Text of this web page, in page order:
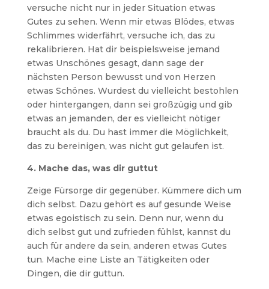
versuche nicht nur in jeder Situation etwas
Gutes zu sehen. Wenn mir etwas Blödes, etwas
Schlimmes widerfährt, versuche ich, das zu
rekalibrieren. Hat dir beispielsweise jemand
etwas Unschönes gesagt, dann sage der
nächsten Person bewusst und von Herzen
etwas Schönes. Wurdest du vielleicht bestohlen
oder hintergangen, dann sei großzügig und gib
etwas an jemanden, der es vielleicht nötiger
braucht als du. Du hast immer die Möglichkeit,
das zu bereinigen, was nicht gut gelaufen ist.
4. Mache das, was dir guttut
Zeige Fürsorge dir gegenüber. Kümmere dich um
dich selbst. Dazu gehört es auf gesunde Weise
etwas egoistisch zu sein. Denn nur, wenn du
dich selbst gut und zufrieden fühlst, kannst du
auch für andere da sein, anderen etwas Gutes
tun. Mache eine Liste an Tätigkeiten oder
Dingen, die dir guttun.